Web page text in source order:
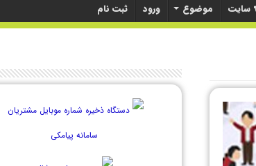
سایت موضوع ورود ثبت نام